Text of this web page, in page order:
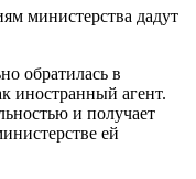
министерства дадут
обратилась в
иностранный агент.
и получает
ей